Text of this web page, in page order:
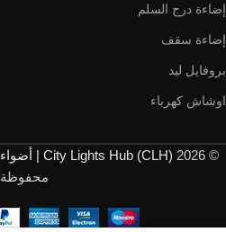
إضاءة درج السلم
إضاءة سقف
بروفايل ليد
اوشاش كهرباء
© 2026 City Lights Hub (CLH) | أضواء المدينة للإضاءة
محفوظة